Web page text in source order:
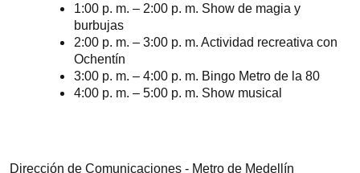
1:00 p. m. – 2:00 p. m. Show de magia y
burbujas
2:00 p. m. – 3:00 p. m. Actividad recreativa con
Ochentín
3:00 p. m. – 4:00 p. m. Bingo Metro de la 80
4:00 p. m. – 5:00 p. m. Show musical
Dirección de Comunicaciones - Metro de Medellín